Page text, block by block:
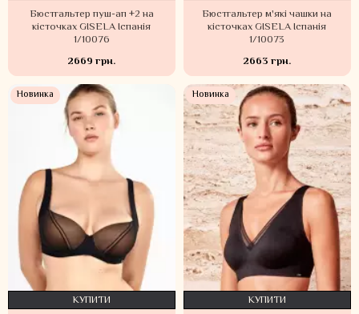
Бюстгальтер пуш-ап +2 на
кісточках GISELA Іспанія
1/10076
2669 грн.
Бюстгальтер м'які чашки на
кісточках GISELA Іспанія
1/10073
2663 грн.
Новинка
КУПИТИ
Новинка
КУПИТИ